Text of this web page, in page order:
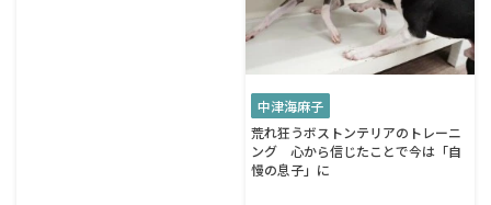
中津海麻子
荒れ狂うボストンテリアのトレーニ
ング 心から信じたことで今は「自
慢の息子」に